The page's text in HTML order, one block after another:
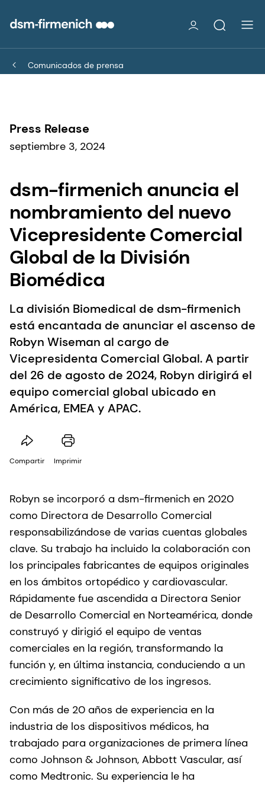
Comunicados de prensa
Press Release
septiembre 3, 2024
dsm-firmenich anuncia el
nombramiento del nuevo
Vicepresidente Comercial
Global de la División
Biomédica
La división Biomedical de dsm-ﬁrmenich
está encantada de anunciar el ascenso de
Robyn Wiseman al cargo de
Vicepresidenta Comercial Global. A partir
del 26 de agosto de 2024, Robyn dirigirá el
equipo comercial global ubicado en
América, EMEA y APAC.
Compartir Imprimir
Robyn se incorporó a dsm-ﬁrmenich en 2020
como Directora de Desarrollo Comercial
responsabilizándose de varias cuentas globales
clave. Su trabajo ha incluido la colaboración con
los principales fabricantes de equipos originales
en los ámbitos ortopédico y cardiovascular.
Rápidamente fue ascendida a Directora Senior
de Desarrollo Comercial en Norteamérica, donde
construyó y dirigió el equipo de ventas
comerciales en la región, transformando la
función y, en última instancia, conduciendo a un
crecimiento signiﬁcativo de los ingresos.
Con más de 20 años de experiencia en la
industria de los dispositivos médicos, ha
trabajado para organizaciones de primera línea
como Johnson & Johnson, Abbott Vascular, así
como Medtronic. Su experiencia le ha